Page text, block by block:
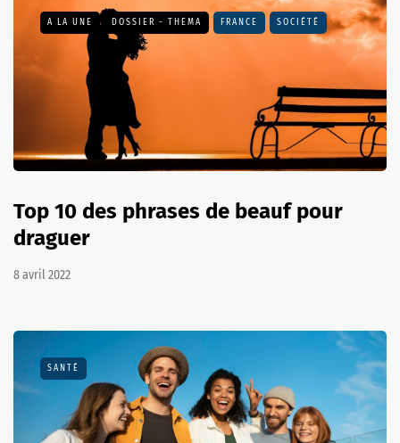
A LA UNE DOSSIER - THEMA FRANCE SOCIÉTÉ
Top 10 des phrases de beauf pour
draguer
8 avril 2022
SANTÉ